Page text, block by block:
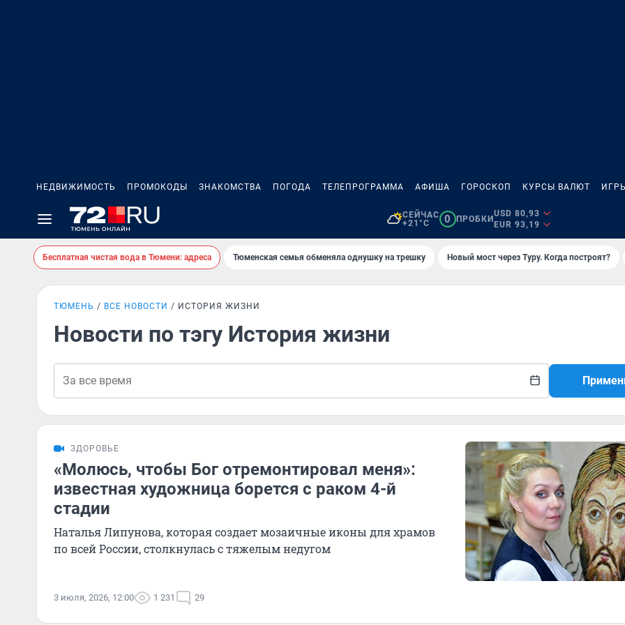
НЕДВИЖИМОСТЬ ПРОМОКОДЫ ЗНАКОМСТВА ПОГОДА ТЕЛЕПРОГРАММА АФИША ГОРОСКОП КУРСЫ ВАЛЮТ
СЕЙЧАС
+21°C
0 ПРОБКИ
USD 80,93
EUR 93,19
Бесплатная чистая вода в Тюмени: адреса Тюменская семья обменяла однушку на трешку Новый мост через Туру. Когда построят?
ТЮМЕНЬ ВСЕ НОВОСТИ ИСТОРИЯ ЖИЗНИ
Новости по тэгу История жизни
ЗДОРОВЬЕ
«Молюсь, чтобы Бог отремонтировал меня»:
известная художница борется с раком 4-й
стадии
Наталья Липунова, которая создает мозаичные иконы для храмов
по всей России, столкнулась с тяжелым недугом
3 июля, 2026, 12:00 1 231 29